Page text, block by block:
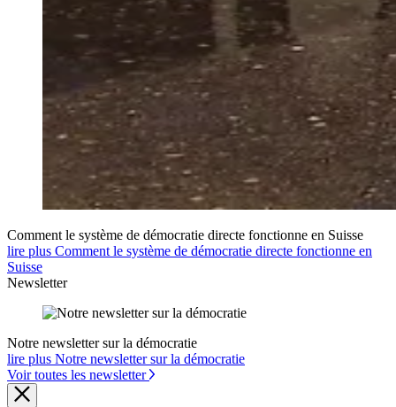
Comment le système de démocratie directe fonctionne en Suisse
lire plus Comment le système de démocratie directe fonctionne en
Suisse
Newsletter
Notre newsletter sur la démocratie
lire plus Notre newsletter sur la démocratie
Voir toutes les newsletter